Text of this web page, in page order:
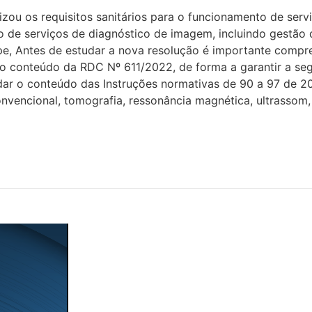
os requisitos sanitários para o funcionamento de
serviços de diagnóstico de imagem, incluindo
Antes de estudar a nova resolução é importante
da RDC Nº 611/2022, de forma a garantir a
o conteúdo das Instruções normativas de 90 a 97 de
tomografia, ressonância magnética,